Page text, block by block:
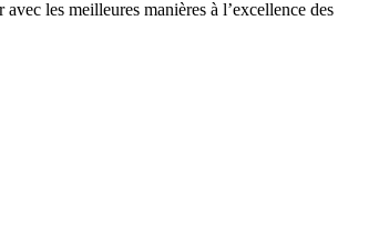
les meilleures manières à l’excellence des